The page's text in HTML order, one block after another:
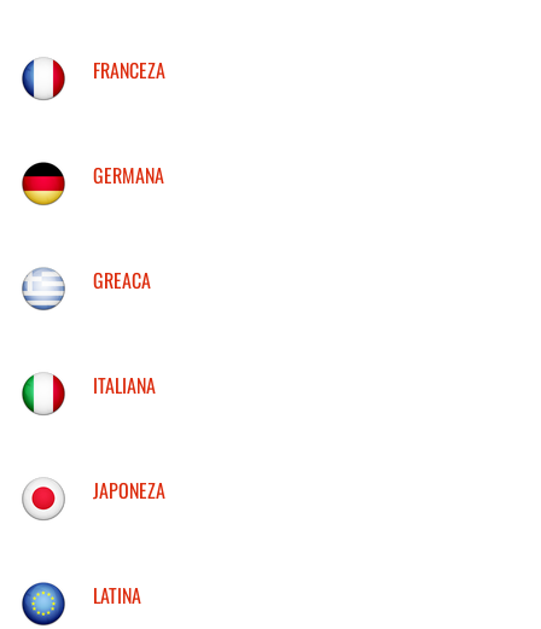
FRANCEZA
GERMANA
GREACA
ITALIANA
JAPONEZA
LATINA